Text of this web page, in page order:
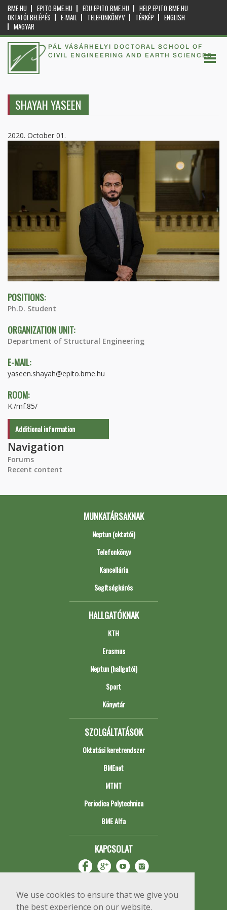
We use cookies to ensure that we give you
the best experience on our website.
BME.HU EPITO.BME.HU EDU.EPITO.BME.HU
HELP.EPITO.BME.HU
OKTATÓI BELÉPÉS
E-MAIL TELEFONKÖNYV TÉRKÉP
ENGLISH
MAGYAR
PÁL VÁSÁRHELYI DOCTORAL SCHOOL OF
CIVIL ENGINEERING AND EARTH SCIENCES
SHAYAH YASEEN
2020. October 01.
POSITIONS:
Ph.D. Student
ORGANIZATION UNIT:
Department of Structural Engineering
E-MAIL:
yaseen.shayah@epito.bme.hu
ROOM:
K./mf.85/
Additional information
Navigation
Forums
Recent content
MUNKATÁRSAKNAK
Neptun (oktatói)
Telefonkönyv
Kancellária
Segítségkérés
HALLGATÓKNAK
KTH
Erasmus
Neptun (hallgatói)
Sport
Könyvtár
SZOLGÁLTATÁSOK
Oktatási keretrendszer
BMEnet
MTMT
Periodica Polytechnica
BME Alfa
KAPCSOLAT